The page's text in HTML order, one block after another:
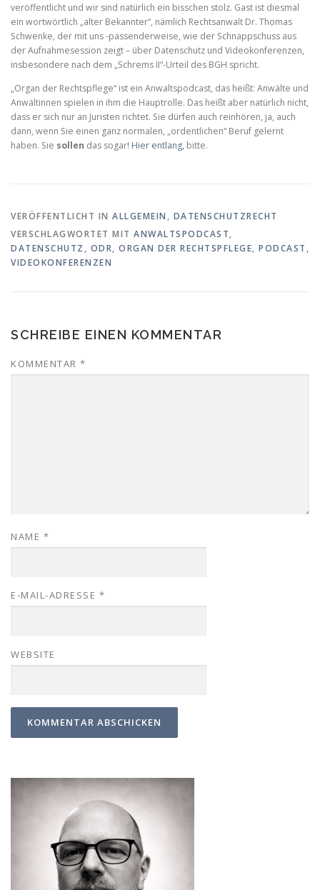
veröffentlicht und wir sind natürlich ein bisschen stolz. Gast ist diesmal
ein wortwörtlich „alter Bekannter“, nämlich Rechtsanwalt Dr. Thomas
Schwenke, der mit uns -passenderweise, wie der Schnappschuss aus
der Aufnahmesession zeigt – über Datenschutz und Videokonferenzen,
insbesondere nach dem „Schrems II“-Urteil des BGH spricht.
„Organ der Rechtspflege“ ist ein Anwaltspodcast, das heißt: Anwälte und
Anwältinnen spielen in ihm die Hauptrolle. Das heißt aber natürlich nicht,
dass er sich nur an Juristen richtet. Sie dürfen auch reinhören, ja, auch
dann, wenn Sie einen ganz normalen, „ordentlichen“ Beruf gelernt
haben. Sie sollen das sogar! Hier entlang, bitte.
VERÖFFENTLICHT IN ALLGEMEIN , DATENSCHUTZRECHT
VERSCHLAGWORTET MIT ANWALTSPODCAST,
DATENSCHUTZ , ODR, ORGAN DER RECHTSPFLEGE, PODCAST ,
VIDEOKONFERENZEN
SCHREIBE EINEN KOMMENTAR
KOMMENTAR *
NAME *
E-MAIL-ADRESSE *
WEBSITE